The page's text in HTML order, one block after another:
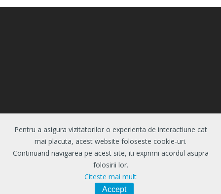
Pentru a asigura vizitatorilor o experienta de interactiune cat
mai placuta, acest website foloseste cookie-uri.
Continuand navigarea pe acest site, iti exprimi acordul asupra
folosirii lor.
Citeste mai mult
Accept
© 2026 Centrul de Evaluare si Analize Educationale.
Toate drepturile rezervate.
confidentialitate |Politica de cookie-uri